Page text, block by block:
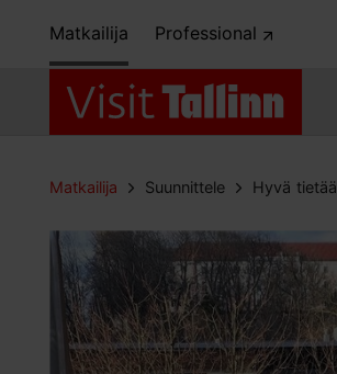
Matkailija Professional
Matkailija Suunnittele Hyvä tietää